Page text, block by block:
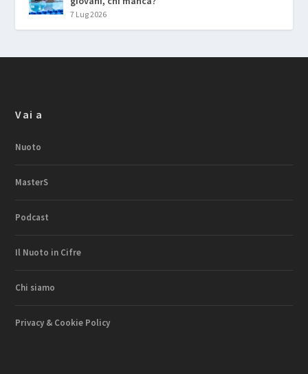
7 Lug 2026
Vai a
Nuoto
MasterS
Podcast
Il Nuoto in Cifre
Chi siamo
Privacy & Cookie Policy